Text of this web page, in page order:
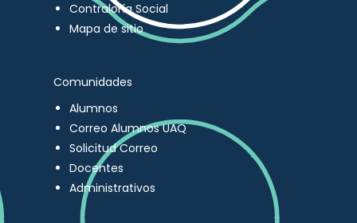
Contraloría Social
Mapa de sitio
Comunidades
Alumnos
Correo Alumnos UAQ
Solicitud Correo
Docentes
Administrativos